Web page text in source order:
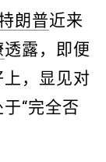
朗普近来
透露，即便
，显见对
“完全否